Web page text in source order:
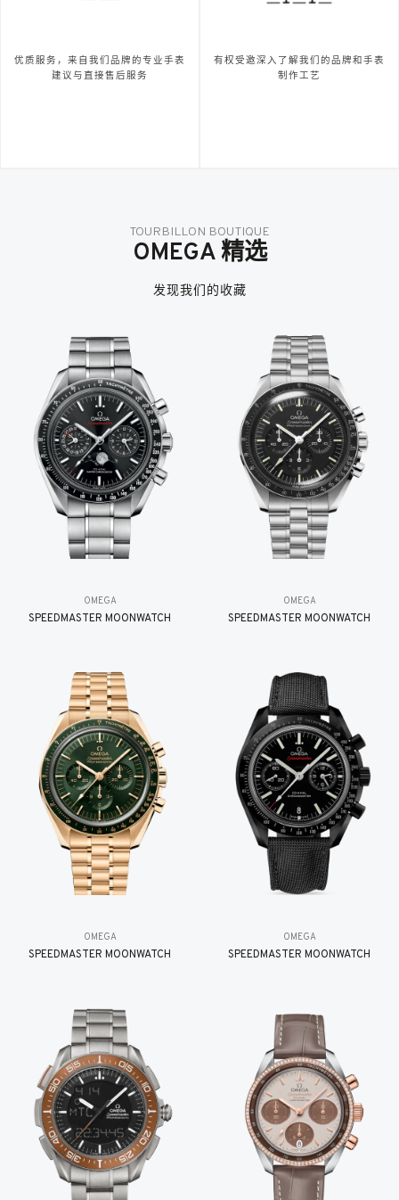
优质服务，来自我们品牌的专业手表
建议与直接售后服务
有权受邀深入了解我们的品牌和手表
制作工艺
TOURBILLON BOUTIQUE
OMEGA 精选
发现我们的收藏
OMEGA
SPEEDMASTER MOONWATCH
OMEGA
SPEEDMASTER MOONWATCH
OMEGA
SPEEDMASTER MOONWATCH
OMEGA
SPEEDMASTER MOONWATCH